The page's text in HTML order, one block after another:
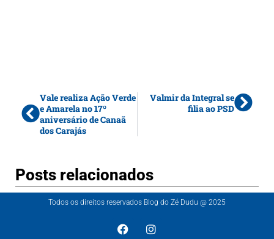
Vale realiza Ação Verde
e Amarela no 17º
aniversário de Canaã
dos Carajás
Valmir da Integral se
filia ao PSD
Posts relacionados
Todos os direitos reservados Blog do Zé Dudu @ 2025